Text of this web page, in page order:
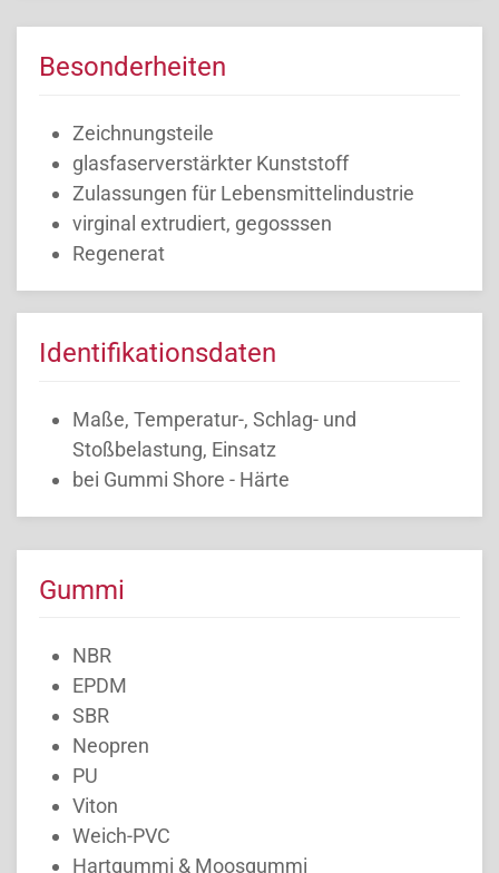
Besonderheiten
Zeichnungsteile
glasfaserverstärkter Kunststoff
Zulassungen für Lebensmittelindustrie
virginal extrudiert, gegosssen
Regenerat
Identifikationsdaten
Maße, Temperatur-, Schlag- und
Stoßbelastung, Einsatz
bei Gummi Shore - Härte
Gummi
NBR
EPDM
SBR
Neopren
PU
Viton
Weich-PVC
Hartgummi & Moosgummi